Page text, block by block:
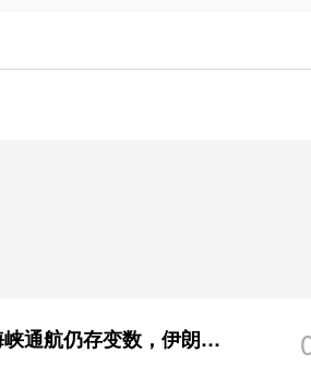
【每日研报20260807】海峡通航仍存变数，伊朗拟禁美以通行